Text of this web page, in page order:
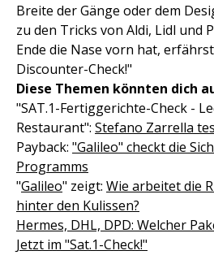
Breite der Gänge oder dem
zu den Tricks von Aldi, Lidl und
Ende die Nase vorn hat,
Discounter-Check!"
Diese Themen könnten dich
"SAT.1-Fertiggerichte-Check -
Restaurant": Stefano Zarrella
Payback: "Galileo" checkt die
Programms
"Galileo" zeigt: Wie arbeitet die
hinter den Kulissen?
Hermes, DHL, DPD: Welcher
Jetzt im "Sat.1-Check!"